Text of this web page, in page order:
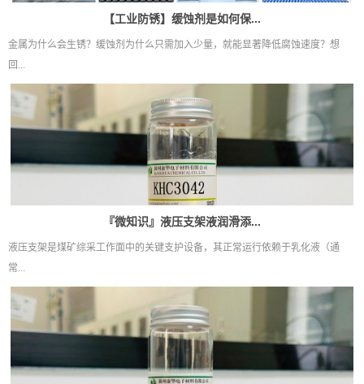
【工业防锈】缓蚀剂是如何保...
金属为什么会生锈？缓蚀剂为什么只需加入少量，就能显著降低腐蚀速度？想
回...
『微知识』液压支架液润滑添...
液压支架是煤矿综采工作面中的关键支护设备，其正常运行依赖于乳化液（通
常...